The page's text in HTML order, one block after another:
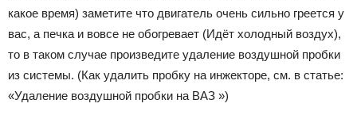
какое время) заметите что двигатель очень сильно греется у
вас, а печка и вовсе не обогревает (Идёт холодный воздух),
то в таком случае произведите удаление воздушной пробки
из системы. (Как удалить пробку на инжекторе, см. в статье:
«Удаление воздушной пробки на ВАЗ »)